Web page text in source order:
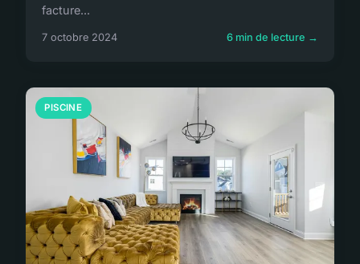
facture...
7 octobre 2024 6 min de lecture →
PISCINE